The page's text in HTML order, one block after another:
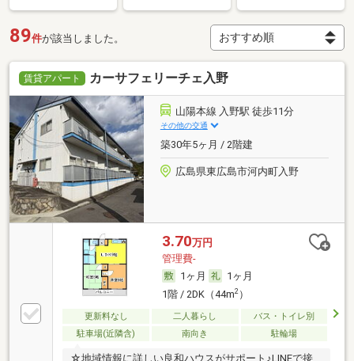
89件が該当しました。
賃貸アパート カーサフェリーチェ入野
山陽本線 入野駅 徒歩11分
その他の交通
築30年5ヶ月 / 2階建
広島県東広島市河内町入野
3.70万円
管理費-
1ヶ月
1ヶ月
1階 / 2DK（44m2）
更新料なし 二人暮らし
バス・トイレ別
駐車場(近隣含)
南向き 駐輪場
☆地域情報に詳しい良和ハウスがサポート♪LINEで接